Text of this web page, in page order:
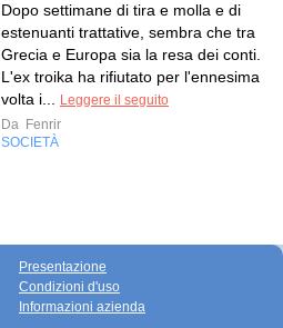
Dopo settimane di tira e molla e di
estenuanti trattative, sembra che tra
Grecia e Europa sia la resa dei conti.
L'ex troika ha rifiutato per l'ennesima
volta i...
Leggere il seguito
Da Fenrir
SOCIETÀ
Presentazione
Condizioni d'uso
Informazioni azienda